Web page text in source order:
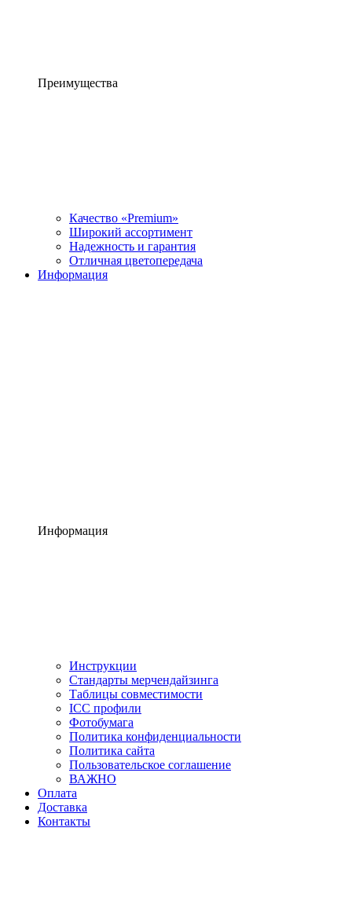
Преимущества
Качество «Premium»
Широкий ассортимент
Надежность и гарантия
Отличная цветопередача
Информация
Информация
Инструкции
Стандарты мерчендайзинга
Таблицы совместимости
ICC профили
Фотобумага
Политика конфиденциальности
Политика сайта
Пользовательское соглашение
ВАЖНО
Оплата
Доставка
Контакты